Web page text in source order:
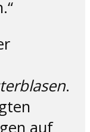
.
auf